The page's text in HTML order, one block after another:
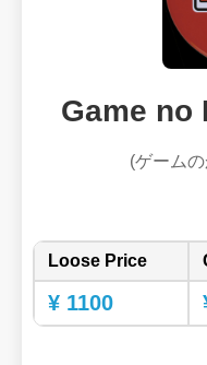
Game no
(ゲーム
Loose Price
¥ 1100